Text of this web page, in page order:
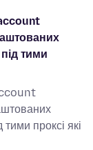
тими
проксі які